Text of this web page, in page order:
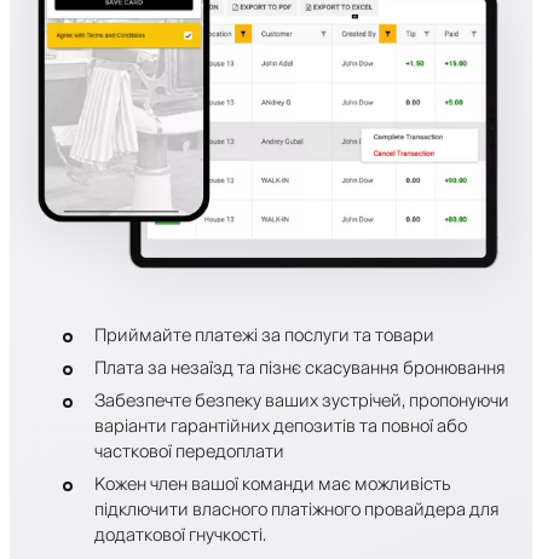
Приймайте платежі за послуги та товари
Плата за незаїзд та пізнє скасування бронювання
Забезпечте безпеку ваших зустрічей, пропонуючи
варіанти гарантійних депозитів та повної або
часткової передоплати
Кожен член вашої команди має можливість
підключити власного платіжного провайдера для
додаткової гнучкості.